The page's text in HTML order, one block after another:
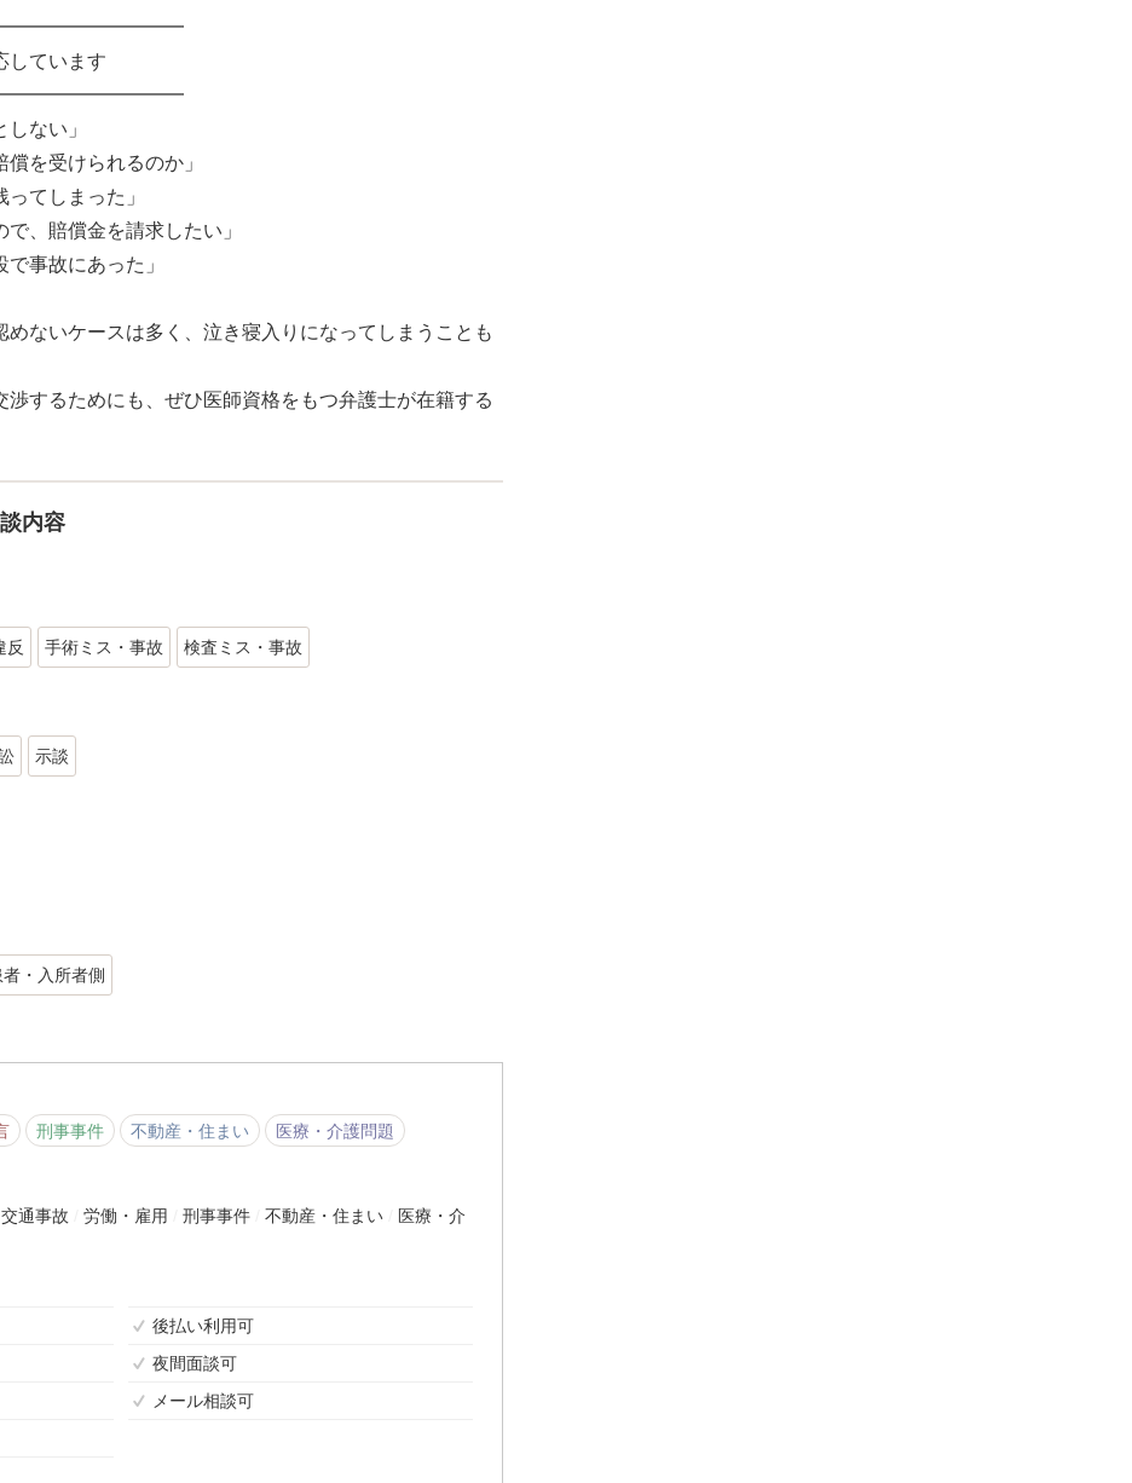
ています
ない」
償を受けられるのか」
ってしまった」
で、賠償金を請求したい」
で事故にあった」
めないケースは多く、泣き寝入りになってしまうことも
渉するためにも、ぜひ医師資格をもつ弁護士が在籍する
内容
反 手術ミス・事故 検査ミス・事故
示談
者・入所者側
刑事事件 不動産・住まい 医療・介護問題
交通事故 労働・雇用 刑事事件 不動産・住まい
医療・介
後払い利用可
夜間面談可
メール相談可